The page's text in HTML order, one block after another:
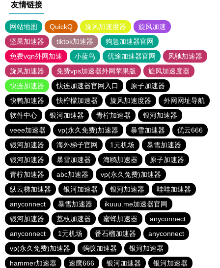
友情链接
网站地图 QuickQ 旋风加速度器
旋风加速
坚果加速器
tiktok加速器
狗急加速器官网
免费vqn外网加速
小蓝鸟 优途加速器官网
风驰加速器
旋风加速器
免费vps加速器外网苹果版
旋风加速度器
快连加速器
快连加速器官网入口
原子加速器
快鸭加速器
快柠檬加速器 旋风加速度器
外网网址导航
软件中心
银河加速器 青柠加速器
银河加速器
veee加速器
vp(永久免费)加速器 暴雪加速器
优云666
银河加速器
海外梯子官网 1元机场
暴雪加速器
银河加速器
暴雪加速器 海鸥加速器
原子加速器
青柠加速器
abc加速器
vp(永久免费)加速器
纵云梯加速器
银河加速器 银河加速器
哇哇加速器
anyconnect
暴雪加速器
ikuuu.me加速器官网
银河加速器
荔枝加速器 蜜蜂加速器
anyconnect
anyconnect
1元机场 番石榴加速器
anyconnect
vp(永久免费)加速器
蚂蚁加速器
银河加速器
hammer加速器
速鹰666 银河加速器 银河加速器